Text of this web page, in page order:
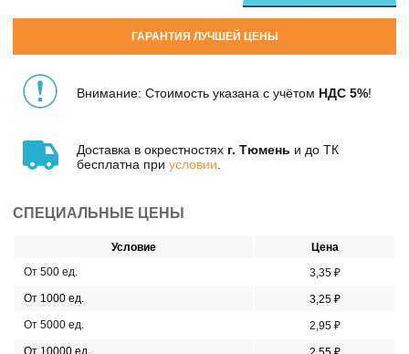
ГАРАНТИЯ ЛУЧШЕЙ ЦЕНЫ
Внимание: Стоимость указана с учётом НДС 5%!
Доставка в окрестностях г. Тюмень и до ТК
бесплатна при условии
СПЕЦИАЛЬНЫЕ ЦЕНЫ
Условие
Цена
От 500 ед.
3,35 ₽
От 1000 ед.
3,25 ₽
От 5000 ед.
2,95 ₽
От 10000 ед.